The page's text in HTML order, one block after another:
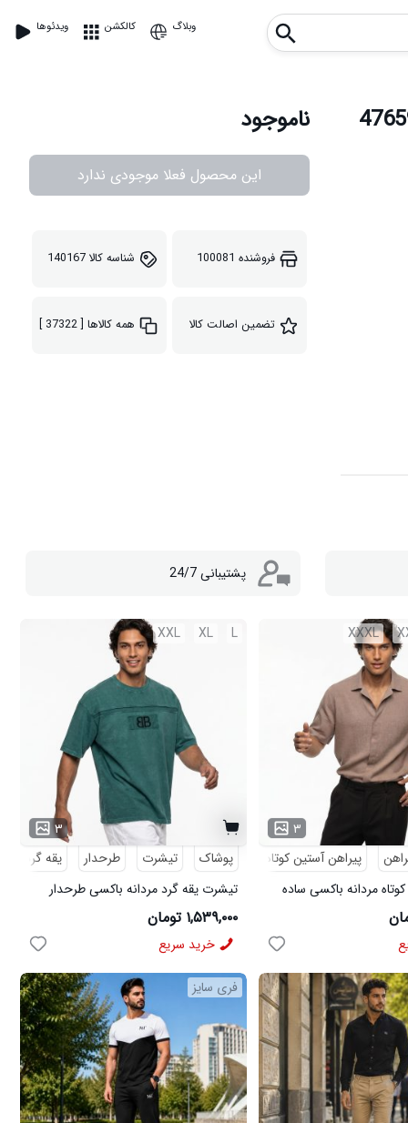
ویدئوها کالکشن وبلاگ
ناموجود
این محصول فعلا موجودی ندارد
فروشنده 100081 شناسه کالا140167
تضمین اصالت کالا همه کالاها [ 37322 ]
پشتیبانی 24/7
XXXL
۳
پیراهن آستین کوتاه
مردانه باکسی ساده
L
XL
XXL
۳
پوشاک
تیشرت طرحدار
یقه گرد
تیشرت یقه گرد مردانه باکسی طرحدار
مچینست سبز Balenciaga مدل 50944
۱,۵۳۹,۰۰۰ تومان
خرید سریع
فری سایز